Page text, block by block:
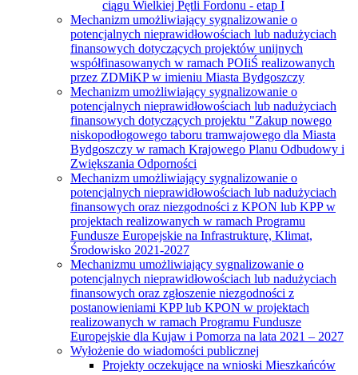
ciągu Wielkiej Pętli Fordonu - etap I
Mechanizm umożliwiający sygnalizowanie o
potencjalnych nieprawidłowościach lub nadużyciach
finansowych dotyczących projektów unijnych
współfinasowanych w ramach POIiŚ realizowanych
przez ZDMiKP w imieniu Miasta Bydgoszczy
Mechanizm umożliwiający sygnalizowanie o
potencjalnych nieprawidłowościach lub nadużyciach
finansowych dotyczących projektu "Zakup nowego
niskopodłogowego taboru tramwajowego dla Miasta
Bydgoszczy w ramach Krajowego Planu Odbudowy i
Zwiększania Odporności
Mechanizm umożliwiający sygnalizowanie o
potencjalnych nieprawidłowościach lub nadużyciach
finansowych oraz niezgodności z KPON lub KPP w
projektach realizowanych w ramach Programu
Fundusze Europejskie na Infrastrukturę, Klimat,
Środowisko 2021-2027
Mechanizmu umożliwiający sygnalizowanie o
potencjalnych nieprawidłowościach lub nadużyciach
finansowych oraz zgłoszenie niezgodności z
postanowieniami KPP lub KPON w projektach
realizowanych w ramach Programu Fundusze
Europejskie dla Kujaw i Pomorza na lata 2021 – 2027
Wyłożenie do wiadomości publicznej
Projekty oczekujące na wnioski Mieszkańców